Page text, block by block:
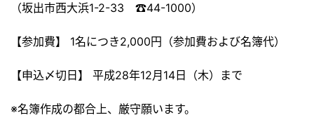
（坂出市西大浜1-2-33 ☎44-1000）
【参加費】 1名につき2,000円（参加費および名簿代）
【申込〆切日】 平成28年12月14日（木）まで
※名簿作成の都合上、厳守願います。